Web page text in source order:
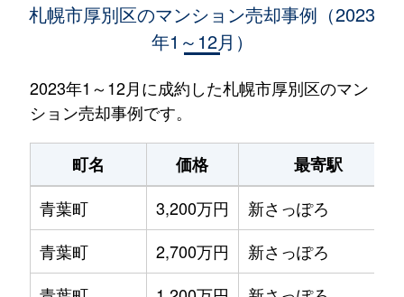
札幌市厚別区のマンション売却事例（2023
年1～12月）
2023年1～12月に成約した札幌市厚別区のマン
ション売却事例です。
町名 価格
最寄駅
青葉町
3,200万円
新さっぽろ
青葉町
2,700万円
新さっぽろ